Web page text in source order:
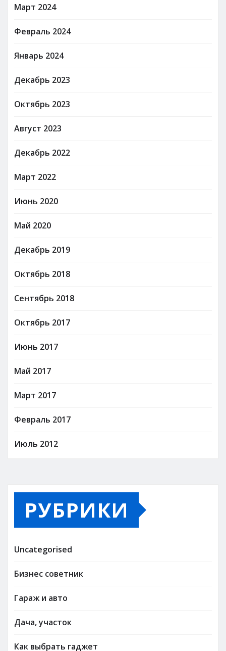
Март 2024
Февраль 2024
Январь 2024
Декабрь 2023
Октябрь 2023
Август 2023
Декабрь 2022
Март 2022
Июнь 2020
Май 2020
Декабрь 2019
Октябрь 2018
Сентябрь 2018
Октябрь 2017
Июнь 2017
Май 2017
Март 2017
Февраль 2017
Июль 2012
РУБРИКИ
Uncategorised
Бизнес советник
Гараж и авто
Дача, участок
Как выбрать гаджет